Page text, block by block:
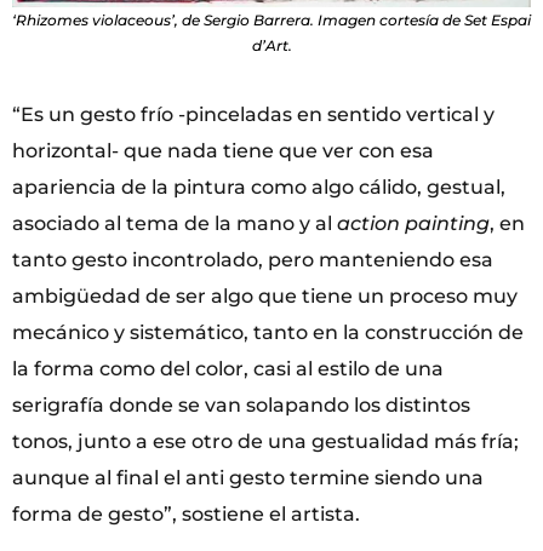
‘Rhizomes violaceous’, de Sergio Barrera. Imagen cortesía de Set Espai
d’Art.
“Es un gesto frío -pinceladas en sentido vertical y
horizontal- que nada tiene que ver con esa
apariencia de la pintura como algo cálido, gestual,
asociado al tema de la mano y al action painting, en
tanto gesto incontrolado, pero manteniendo esa
ambigüedad de ser algo que tiene un proceso muy
mecánico y sistemático, tanto en la construcción de
la forma como del color, casi al estilo de una
serigrafía donde se van solapando los distintos
tonos, junto a ese otro de una gestualidad más fría;
aunque al final el anti gesto termine siendo una
forma de gesto”, sostiene el artista.